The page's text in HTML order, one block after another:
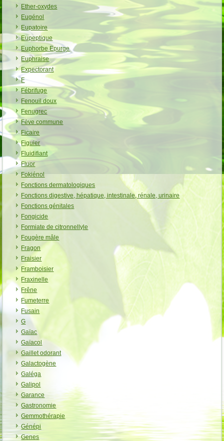
Ether-oxydes
Eugénol
Eupatoire
Eupeptique
Euphorbe Epurge
Euphraise
Expectorant
F
Fébrifuge
Fenouil doux
Fenugrec
Fève commune
Ficaire
Figuier
Fluidifiant
Fluor
Fokiénol
Fonctions dermatologiques
Fonctions digestive, hépatique, intestinale, rénale, urinaire
Fonctions génitales
Fongicide
Formiate de citronnellyle
Fougère mâle
Fragon
Fraisier
Framboisier
Fraxinelle
Frêne
Fumeterre
Fusain
G
Gaïac
Gaïacol
Gaillet odorant
Galactogène
Galéga
Galipol
Garance
Gastronomie
Gemmothérapie
Génépi
Genes